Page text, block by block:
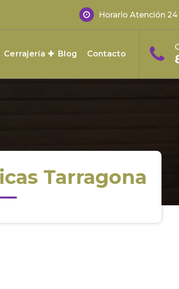
Horario Atención 24
Cerrajería Blog Contacto
Tarragona